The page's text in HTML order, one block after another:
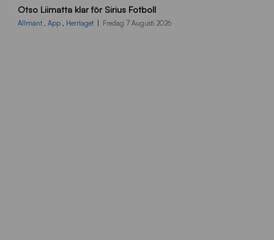
L
_
Otso Liimatta klar för Sirius Fotboll
Allmänt , App , Herrlaget Fredag 7 Augusti 2026